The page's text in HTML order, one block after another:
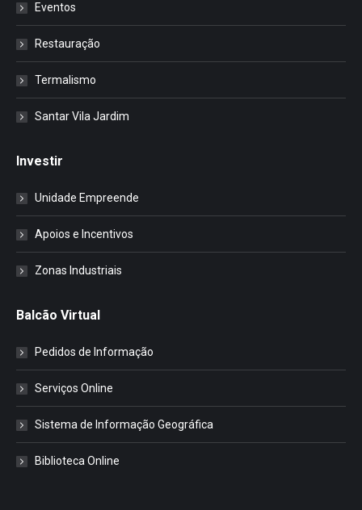
Eventos
Restauração
Termalismo
Santar Vila Jardim
Investir
Unidade Empreende
Apoios e Incentivos
Zonas Industriais
Balcão Virtual
Pedidos de Informação
Serviços Online
Sistema de Informação Geográfica
Biblioteca Online